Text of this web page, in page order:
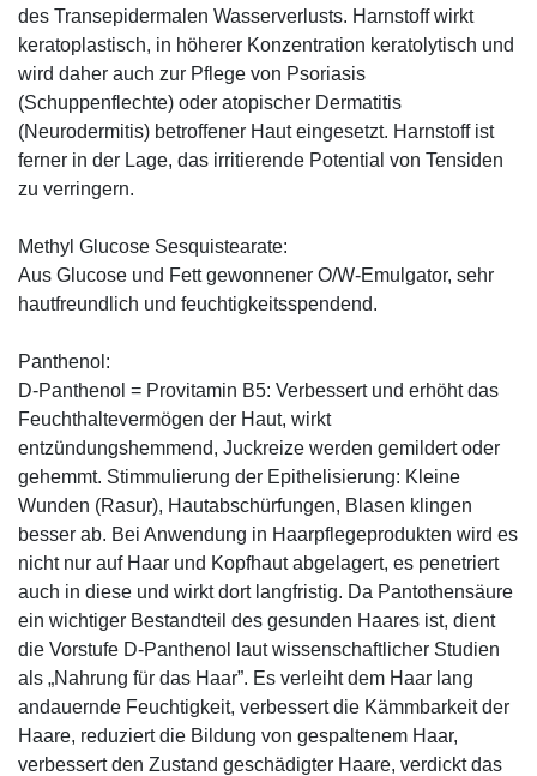
des Transepidermalen Wasserverlusts. Harnstoff wirkt
keratoplastisch, in höherer Konzentration keratolytisch und
wird daher auch zur Pflege von Psoriasis
(Schuppenflechte) oder atopischer Dermatitis
(Neurodermitis) betroffener Haut eingesetzt. Harnstoff ist
ferner in der Lage, das irritierende Potential von Tensiden
zu verringern.
Methyl Glucose Sesquistearate:
Aus Glucose und Fett gewonnener O/W-Emulgator, sehr
hautfreundlich und feuchtigkeitsspendend.
Panthenol:
D-Panthenol = Provitamin B5: Verbessert und erhöht das
Feuchthaltevermögen der Haut, wirkt
entzündungshemmend, Juckreize werden gemildert oder
gehemmt. Stimmulierung der Epithelisierung: Kleine
Wunden (Rasur), Hautabschürfungen, Blasen klingen
besser ab. Bei Anwendung in Haarpflegeprodukten wird es
nicht nur auf Haar und Kopfhaut abgelagert, es penetriert
auch in diese und wirkt dort langfristig. Da Pantothensäure
ein wichtiger Bestandteil des gesunden Haares ist, dient
die Vorstufe D-Panthenol laut wissenschaftlicher Studien
als „Nahrung für das Haar”. Es verleiht dem Haar lang
andauernde Feuchtigkeit, verbessert die Kämmbarkeit der
Haare, reduziert die Bildung von gespaltenem Haar,
verbessert den Zustand geschädigter Haare, verdickt das